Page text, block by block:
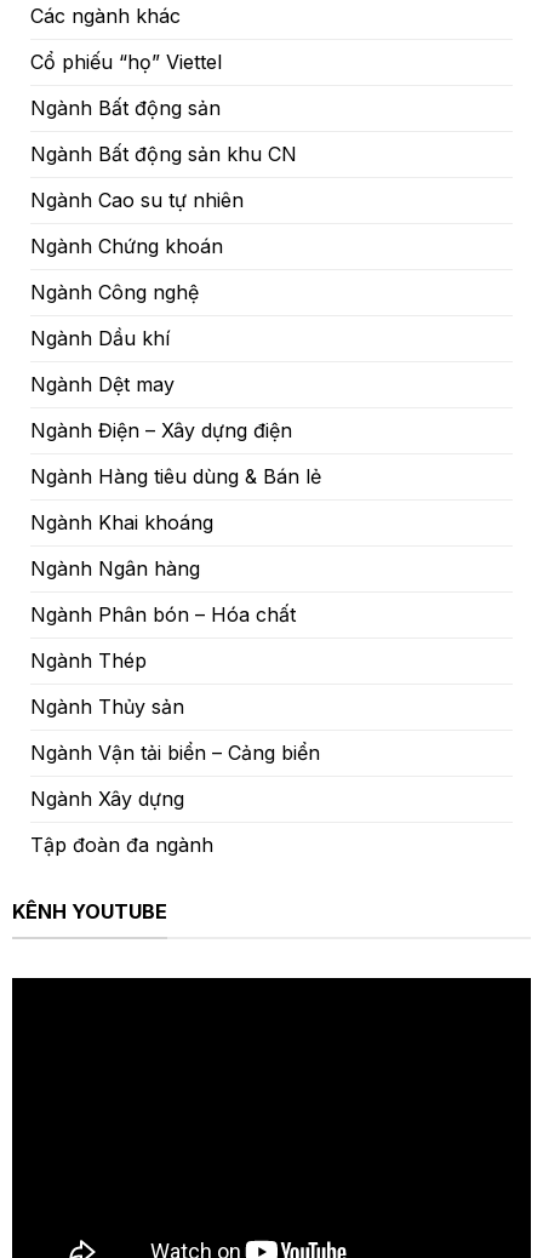
Các ngành khác
Cổ phiếu “họ” Viettel
Ngành Bất động sản
Ngành Bất động sản khu CN
Ngành Cao su tự nhiên
Ngành Chứng khoán
Ngành Công nghệ
Ngành Dầu khí
Ngành Dệt may
Ngành Điện – Xây dựng điện
Ngành Hàng tiêu dùng & Bán lẻ
Ngành Khai khoáng
Ngành Ngân hàng
Ngành Phân bón – Hóa chất
Ngành Thép
Ngành Thủy sản
Ngành Vận tải biển – Cảng biển
Ngành Xây dựng
Tập đoàn đa ngành
KÊNH YOUTUBE